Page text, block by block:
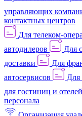
управляющих
контактных центров
Для телеком-
автодилеров
Для
доставки
Для
автосервисов
Для
для гостиниц и отелей
персонала